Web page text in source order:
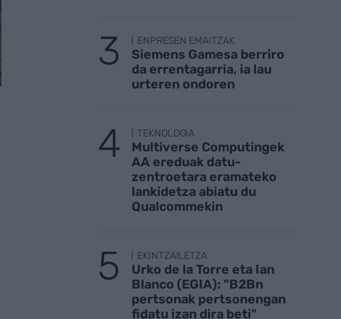
ENPRESEN EMAITZAK
Siemens Gamesa berriro
da errentagarria, ia lau
urteren ondoren
TEKNOLOGIA
Multiverse Computingek
AA ereduak datu-
zentroetara eramateko
lankidetza abiatu du
Qualcommekin
EKINTZAILETZA
Urko de la Torre eta Ian
Blanco (EGIA): "B2Bn
pertsonak pertsonengan
fidatu izan dira beti"